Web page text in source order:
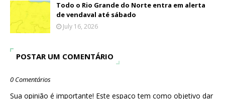
Todo o Rio Grande do Norte entra em alerta
de vendaval até sábado
July 16, 2026
POSTAR UM COMENTÁRIO
0 Comentários
Sua opinião é importante! Este espaço tem como objetivo dar